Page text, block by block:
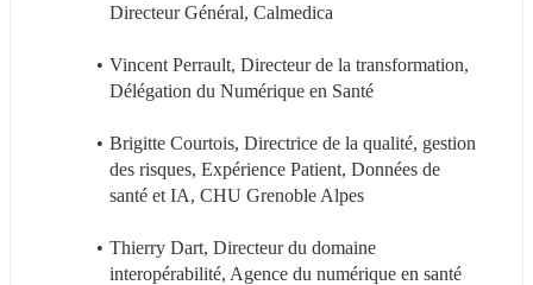
Directeur Général, Calmedica
Vincent Perrault, Directeur de la transformation,
Délégation du Numérique en Santé
Brigitte Courtois, Directrice de la qualité, gestion
des risques, Expérience Patient, Données de
santé et IA, CHU Grenoble Alpes
Thierry Dart, Directeur du domaine
interopérabilité, Agence du numérique en santé